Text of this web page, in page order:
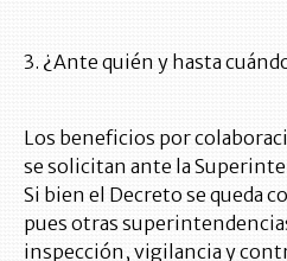
3. ¿Ante quién y hasta
Los beneficios por
se solicitan ante la
Si bien el Decreto se queda
pues otras
inspección, vigilancia y